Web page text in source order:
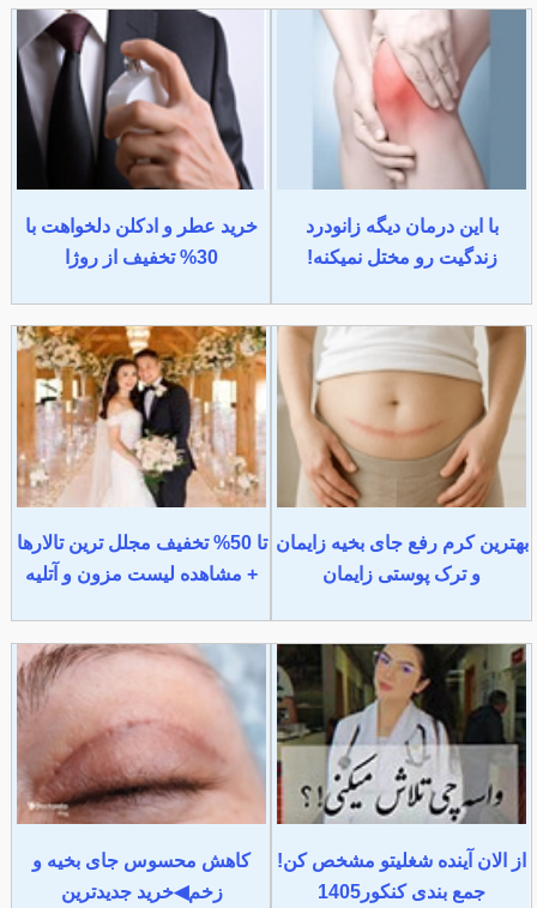
با این درمان دیگه زانودرد
زندگیت رو مختل نمیکنه!
خرید عطر و ادکلن دلخواهت با
30% تخفیف از روژا
بهترین کرم رفع جای بخیه زایمان
و ترک پوستی زایمان
تا 50% تخفیف مجلل ترین تالارها
+ مشاهده لیست مزون و آتلیه
از الان آینده شغلیتو مشخص کن!
جمع بندی کنکور1405
کاهش محسوس جای بخیه و
زخم◀خرید جدیدترین